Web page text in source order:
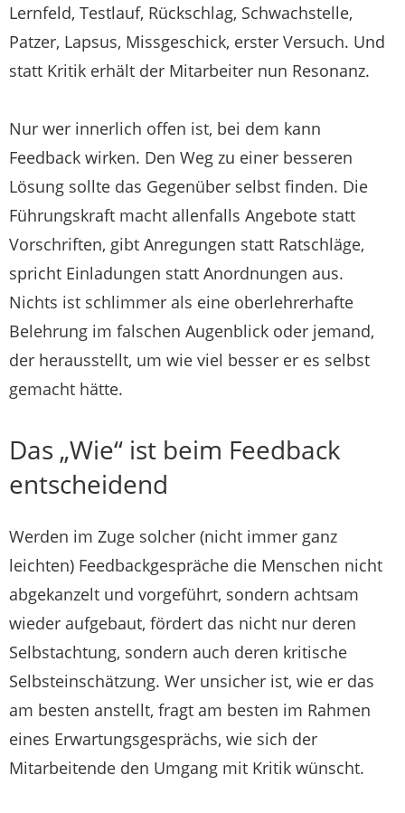
Lernfeld, Testlauf, Rückschlag, Schwachstelle,
Patzer, Lapsus, Missgeschick, erster Versuch. Und
statt Kritik erhält der Mitarbeiter nun Resonanz.
Nur wer innerlich offen ist, bei dem kann
Feedback wirken. Den Weg zu einer besseren
Lösung sollte das Gegenüber selbst finden. Die
Führungskraft macht allenfalls Angebote statt
Vorschriften, gibt Anregungen statt Ratschläge,
spricht Einladungen statt Anordnungen aus.
Nichts ist schlimmer als eine oberlehrerhafte
Belehrung im falschen Augenblick oder jemand,
der herausstellt, um wie viel besser er es selbst
gemacht hätte.
Das „Wie“ ist beim Feedback
entscheidend
Werden im Zuge solcher (nicht immer ganz
leichten) Feedbackgespräche die Menschen nicht
abgekanzelt und vorgeführt, sondern achtsam
wieder aufgebaut, fördert das nicht nur deren
Selbstachtung, sondern auch deren kritische
Selbsteinschätzung. Wer unsicher ist, wie er das
am besten anstellt, fragt am besten im Rahmen
eines Erwartungsgesprächs, wie sich der
Mitarbeitende den Umgang mit Kritik wünscht.